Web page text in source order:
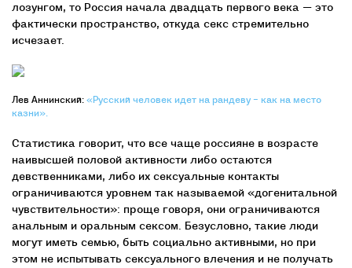
лозунгом, то Россия начала двадцать первого века — это
фактически пространство, откуда секс стремительно
исчезает.
Лев Аннинский: «Русский человек идет на рандеву – как на место
казни».
Статистика говорит, что все чаще россияне в возрасте
наивысшей половой активности либо остаются
девственниками, либо их сексуальные контакты
ограничиваются уровнем так называемой «догенитальной
чувствительности»: проще говоря, они ограничиваются
анальным и оральным сексом. Безусловно, такие люди
могут иметь семью, быть социально активными, но при
этом не испытывать сексуального влечения и не получать